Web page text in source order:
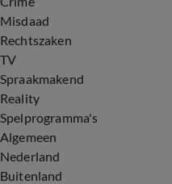
Misdaad
Rechtszaken
TV
Spraakmakend
Reality
Spelprogramma's
Algemeen
Nederland
Buitenland